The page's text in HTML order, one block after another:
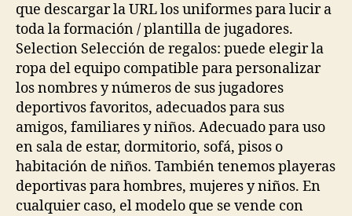
que descargar la URL los uniformes para lucir a
toda la formación / plantilla de jugadores.
Selection Selección de regalos: puede elegir la
ropa del equipo compatible para personalizar
los nombres y números de sus jugadores
deportivos favoritos, adecuados para sus
amigos, familiares y niños. Adecuado para uso
en sala de estar, dormitorio, sofá, pisos o
habitación de niños. También tenemos playeras
deportivas para hombres, mujeres y niños. En
cualquier caso, el modelo que se vende con